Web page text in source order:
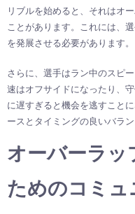
リブルを始めると、それはオ
ことがあります。これには、
を発展させる必要があります。
さらに、選手はラン中のスピ
速はオフサイドになったり、
に遅すぎると機会を逃すこと
ースとタイミングの良いバラン
オーバーラッ
ためのコミ